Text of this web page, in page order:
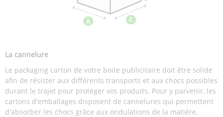
La cannelure
Le packaging carton de votre boite publicitaire doit être solide
afin de résister aux différents transports et aux chocs possibles
durant le trajet pour protéger vos produits. Pour y parvenir, les
cartons d'emballages disposent de cannelures qui permettent
d'absorber les chocs grâce aux ondulations de la matière.